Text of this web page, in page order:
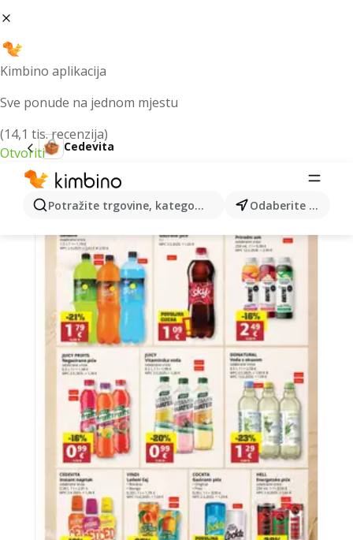
Kimbino aplikacija
Sve ponude na jednom mjestu
(14,1 tis. recenzija)
Otvoriti
Potražite trgovine, kategorije, proizvode... Odaberite grad
Cedevita
Cedevita akcija - trenutne ponude,
promocije i popusti 🛒